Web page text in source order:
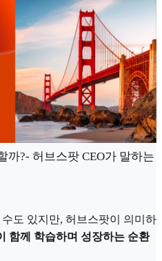
까?- 허브스팟 CEO가 말하는
도 있지만, 허브스팟이 의미하
함께 학습하며 성장하는 순환